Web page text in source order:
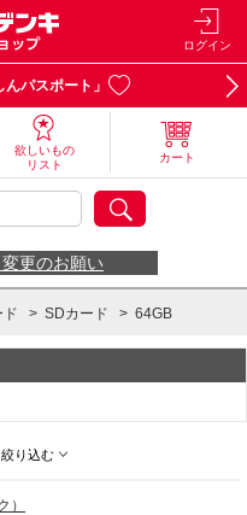
ログイン
パスポート」
欲しいもの
リスト
カート
更のお願い
ド > SDカード > 64GB
絞り込む
）